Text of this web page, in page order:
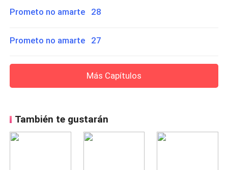
Prometo no amarte 28
Prometo no amarte 27
Más Capítulos
También te gustarán